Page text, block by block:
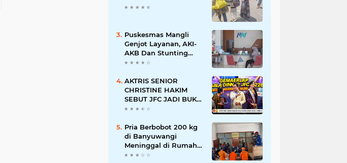
Puskesmas Mangli
Genjot Layanan, AKI-
AKB Dan Stunting
Ditekan
AKTRIS SENIOR
CHRISTINE HAKIM
SEBUT JFC JADI BUKTI
KREATIVITAS ANAK
Pria Berbobot 200 kg
di Banyuwangi
Meninggal di Rumah
Sakit, Pemulangan